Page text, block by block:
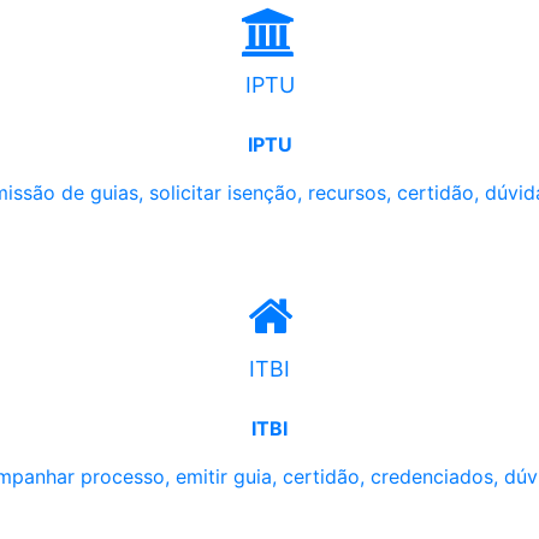
IPTU
IPTU
de guias, solicitar isenção, recursos, certidão,
ITBI
ITBI
processo, emitir guia, certidão, credenciados,